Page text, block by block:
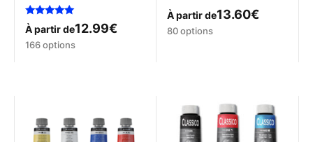
Note
5.00
sur 5
À partir de12.99€
Ce
options
166 options
À partir de13.60€
Ce
options
peuvent
80 options